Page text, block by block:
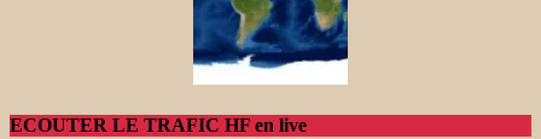
ECOUTER LE TRAFIC HF en live